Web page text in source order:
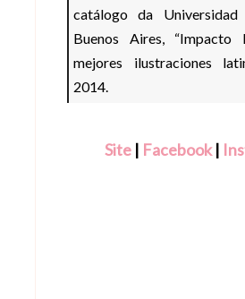
catálogo da Universidad
Buenos Aires, “Impacto
mejores ilustraciones
2014.
Site | Facebook|